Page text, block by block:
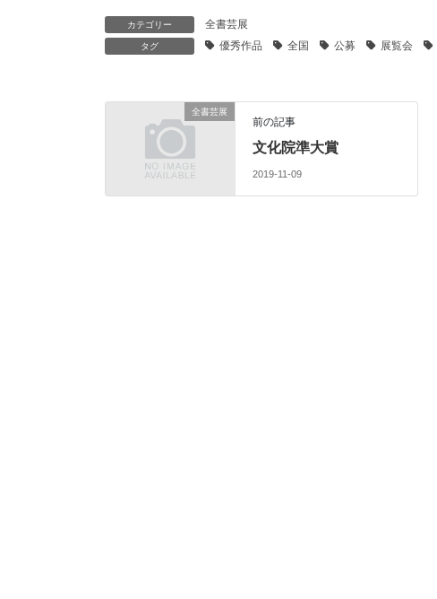
カテゴリー 全書芸展
タグ 優秀作品 全国 公募 展覧会
全書芸展
前の記事
文化院準大賞
2019-11-09